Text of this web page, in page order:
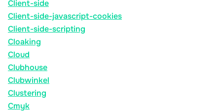
Client-side
Client-side-javascript-cookies
Client-side-scripting
Cloaking
Cloud
Clubhouse
Clubwinkel
Clustering
Cmyk